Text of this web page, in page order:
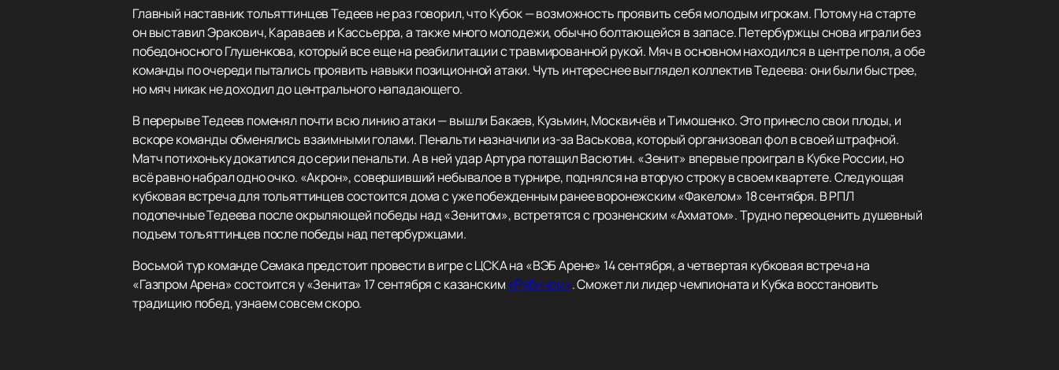
Главный наставник тольяттинцев Тедеев не раз говорил, что Кубок — возможность проявить себя молодым игрокам. Потому на старте
он выставил Эракович, Караваев и Кассьерра, а также много молодежи, обычно болтающейся в запасе. Петербуржцы снова играли без
победоносного Глушенкова, который все еще на реабилитации с травмированной рукой. Мяч в основном находился в центре поля, а обе
команды по очереди пытались проявить навыки позиционной атаки. Чуть интереснее выглядел коллектив Тедеева: они были быстрее,
но мяч никак не доходил до центрального нападающего.
В перерыве Тедеев поменял почти всю линию атаки — вышли Бакаев, Кузьмин, Москвичёв и Тимошенко. Это принесло свои плоды, и
вскоре команды обменялись взаимными голами. Пенальти назначили из-за Васькова, который организовал фол в своей штрафной.
Матч потихоньку докатился до серии пенальти. А в ней удар Артура потащил Васютин. «Зенит» впервые проиграл в Кубке России, но
всё равно набрал одно очко. «Акрон», совершивший небывалое в турнире, поднялся на вторую строку в своем квартете. Следующая
кубковая встреча для тольяттинцев состоится дома с уже побежденным ранее воронежским «Факелом» 18 сентября. В РПЛ
подопечные Тедеева после окрыляющей победы над «Зенитом», встретятся с грозненским «Ахматом». Трудно переоценить душевный
подъем тольяттинцев после победы над петербуржцами.
Восьмой тур команде Семака предстоит провести в игре с ЦСКА на «ВЭБ Арене» 14 сентября, а четвертая кубковая встреча на
«Газпром Арена» состоится у «Зенита» 17 сентября с казанским«Рубином». Сможет ли лидер чемпионата и Кубка восстановить
традицию побед, узнаем совсем скоро.